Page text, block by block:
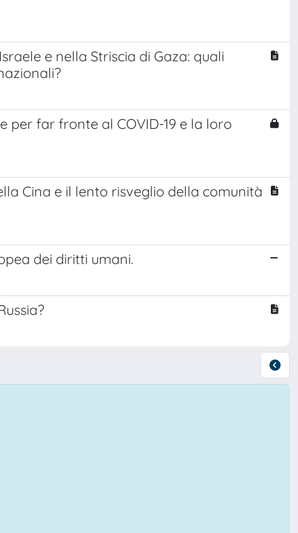
e nella Striscia di Gaza: quali
far fronte al COVID-19 e la loro
Cina e il lento risveglio della comunità
dei diritti umani.